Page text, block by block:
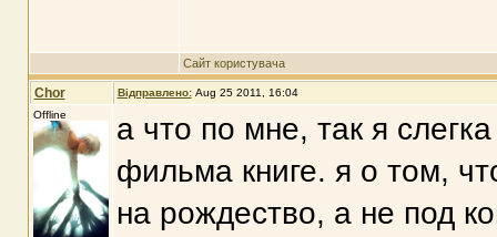
Сайт користувача
Chor Відправлено: Aug 25 2011, 16:04
Offline
а что по мне, так я
фильма книге. я о том,
на рождество, а не под